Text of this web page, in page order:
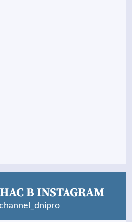
В INSTAGRAM